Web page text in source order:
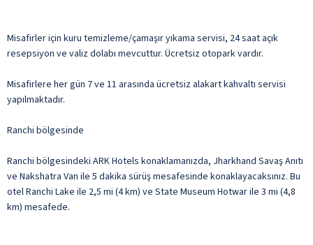
Misafirler için kuru temizleme/çamaşır yıkama servisi, 24 saat açık
resepsiyon ve valiz dolabı mevcuttur. Ücretsiz otopark vardır.
Misafirlere her gün 7 ve 11 arasında ücretsiz alakart kahvaltı servisi
yapılmaktadır.
Ranchi bölgesinde
Ranchi bölgesindeki ARK Hotels konaklamanızda, Jharkhand Savaş Anıtı
ve Nakshatra Van ile 5 dakika sürüş mesafesinde konaklayacaksınız. Bu
otel Ranchi Lake ile 2,5 mi (4 km) ve State Museum Hotwar ile 3 mi (4,8
km) mesafede.